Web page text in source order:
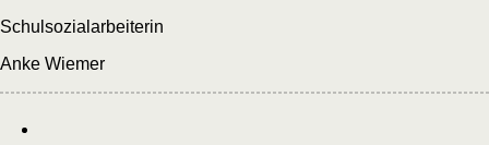
Schulsozialarbeiterin
Anke Wiemer